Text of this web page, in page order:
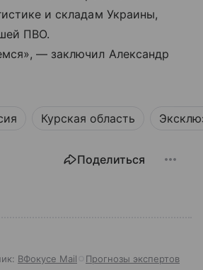
и складам Украины,
ПВО.
— заключил Александр
Курская область
Поделиться
ВФокусе Mail Прогнозы экспертов